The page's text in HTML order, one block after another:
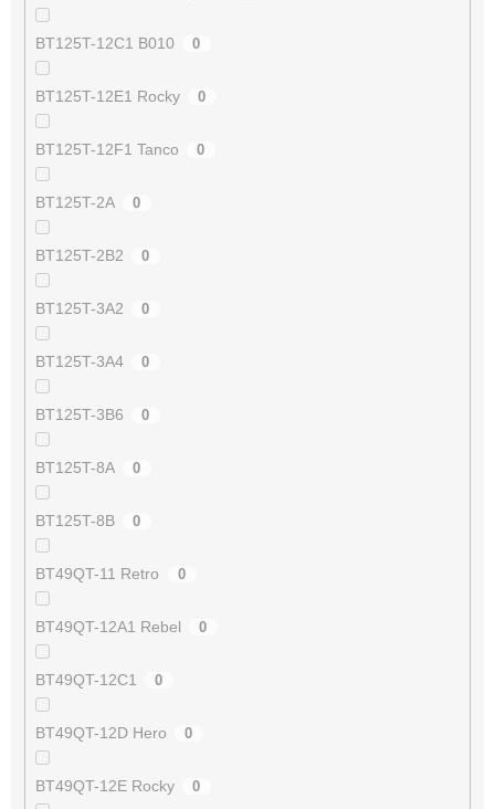
BT125T-12C1 B010 0
BT125T-12E1 Rocky 0
BT125T-12F1 Tanco 0
BT125T-2A 0
BT125T-2B2 0
BT125T-3A2 0
BT125T-3A4 0
BT125T-3B6 0
BT125T-8A 0
BT125T-8B 0
BT49QT-11 Retro 0
BT49QT-12A1 Rebel 0
BT49QT-12C1 0
BT49QT-12D Hero 0
BT49QT-12E Rocky 0